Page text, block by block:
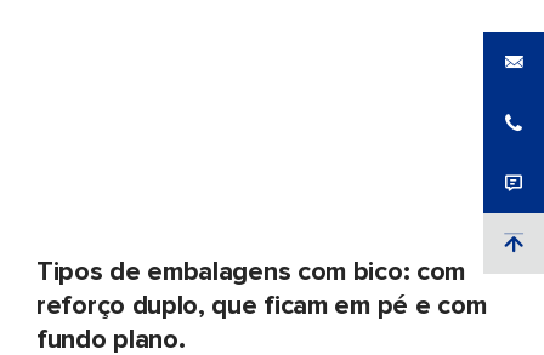
Tipos de embalagens com bico: com
reforço duplo, que ficam em pé e com
fundo plano.